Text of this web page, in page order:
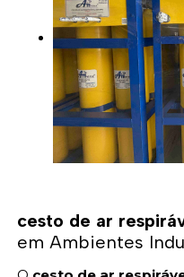
cesto de ar
em Ambientes